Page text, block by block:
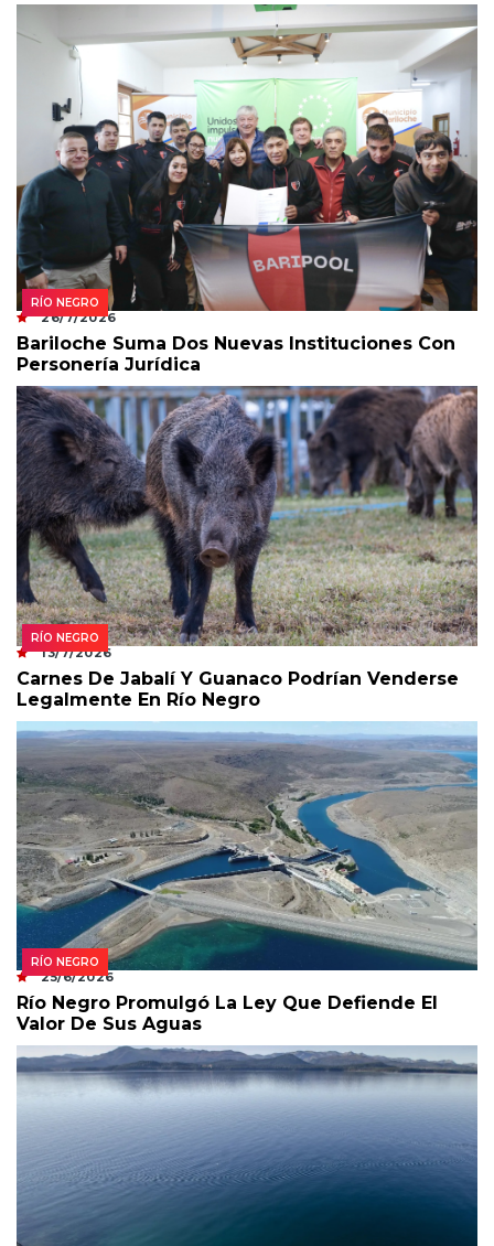
RÍO NEGRO
26/7/2026
Bariloche Suma Dos Nuevas Instituciones Con
Personería Jurídica
RÍO NEGRO
13/7/2026
Carnes De Jabalí Y Guanaco Podrían Venderse
Legalmente En Río Negro
RÍO NEGRO
25/6/2026
Río Negro Promulgó La Ley Que Defiende El
Valor De Sus Aguas